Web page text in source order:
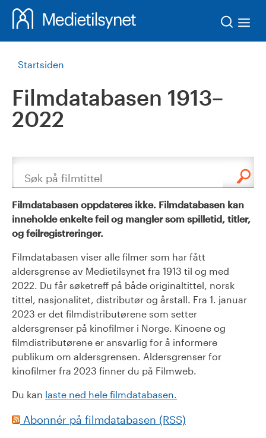
Startsiden
Filmdatabasen 1913–
2022
Søk
Filmdatabasen oppdateres ikke. Filmdatabasen kan
inneholde enkelte feil og mangler som spilletid, titler,
og feilregistreringer.
Filmdatabasen viser alle filmer som har fått
aldersgrense av Medietilsynet fra 1913 til og med
2022. Du får søketreff på både originaltittel, norsk
tittel, nasjonalitet, distributør og årstall. Fra 1. januar
2023 er det filmdistributørene som setter
aldersgrenser på kinofilmer i Norge. Kinoene og
filmdistributørene er ansvarlig for å informere
publikum om aldersgrensen. Aldersgrenser for
kinofilmer fra 2023 finner du på Filmweb.
Du kan laste ned hele filmdatabasen.
Abonnér på filmdatabasen (RSS)